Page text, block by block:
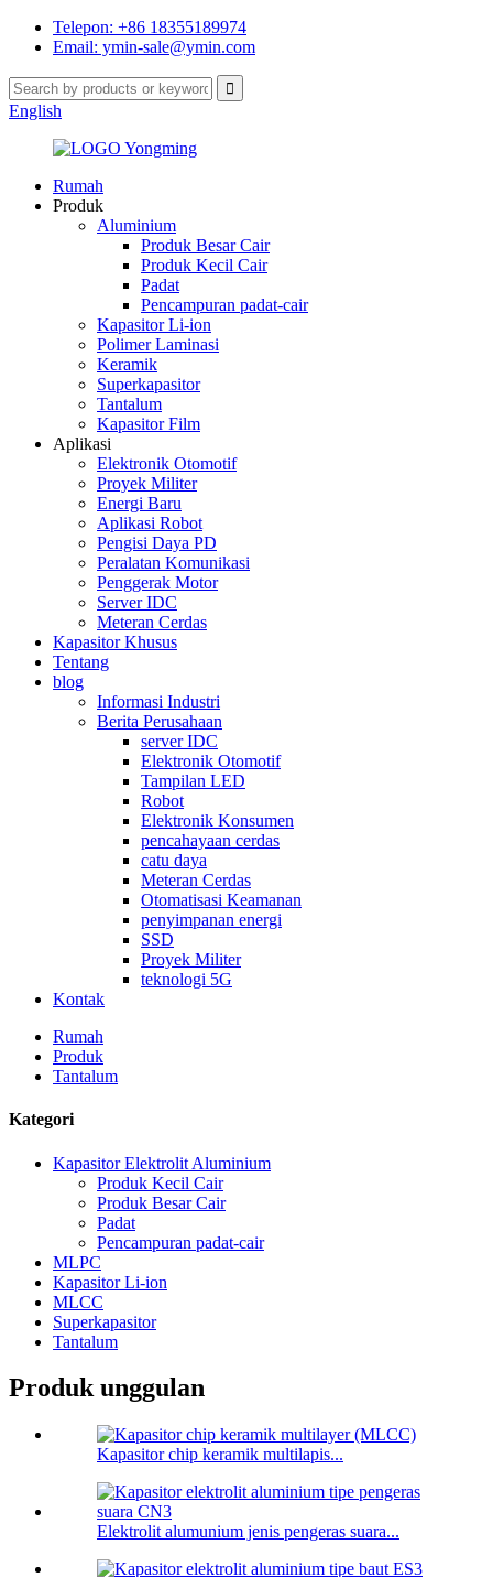
Telepon: +86 18355189974
Email: ymin-sale@ymin.com
English
Rumah
Produk
Aluminium
Produk Besar Cair
Produk Kecil Cair
Padat
Pencampuran padat-cair
Kapasitor Li-ion
Polimer Laminasi
Keramik
Superkapasitor
Tantalum
Kapasitor Film
Aplikasi
Elektronik Otomotif
Proyek Militer
Energi Baru
Aplikasi Robot
Pengisi Daya PD
Peralatan Komunikasi
Penggerak Motor
Server IDC
Meteran Cerdas
Kapasitor Khusus
Tentang
blog
Informasi Industri
Berita Perusahaan
server IDC
Elektronik Otomotif
Tampilan LED
Robot
Elektronik Konsumen
pencahayaan cerdas
catu daya
Meteran Cerdas
Otomatisasi Keamanan
penyimpanan energi
SSD
Proyek Militer
teknologi 5G
Kontak
Rumah
Produk
Tantalum
Kategori
Kapasitor Elektrolit Aluminium
Produk Kecil Cair
Produk Besar Cair
Padat
Pencampuran padat-cair
MLPC
Kapasitor Li-ion
MLCC
Superkapasitor
Tantalum
Produk unggulan
Kapasitor chip keramik multilapis...
Elektrolit alumunium jenis pengeras suara...